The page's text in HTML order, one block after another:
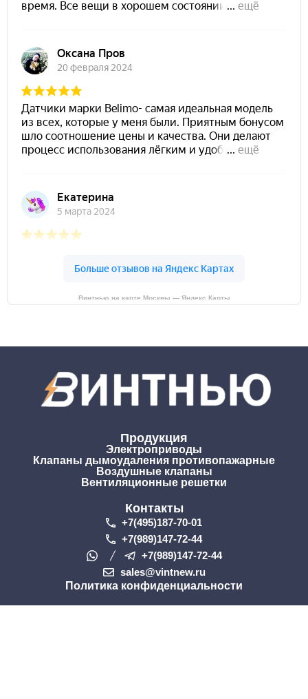
Винтнью на карте Москвы — Яндекс Карты
Продукция
Электроприводы
Клапаны дымоудаления противопажарные
Воздушные клапаны
Вентиляционные решетки
Контакты
+7(495)187-70-01
+7(989)147-72-44
+7(989)147-72-44
sales@vintnew.ru
Политика конфиденциальности